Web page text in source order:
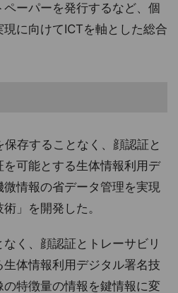
ーパーを発行するなど、個
に向けてICTを軸とした総合
存することなく、顔認証と
を可能とする生体情報利用デ
情報の省データ管理を実現
」を開発した。
なく、顔認証とトレーサビリ
体情報利用デジタル署名技
特徴量の情報を鍵情報に変